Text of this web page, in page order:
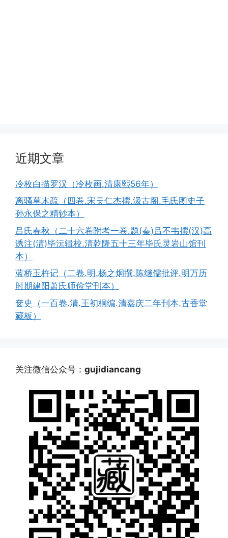
近期文章
冷枚白描罗汉（冷枚画.清康熙56年）
离骚草木疏（四卷.宋吴仁杰撰.汲古阁.毛氏图史子
孙永保之精钞本）
吕氏春秋（二十六卷附考一卷.题(秦)吕不韦撰(汉)高
诱注(清)毕沅辑校.清乾隆五十三年毕氏灵岩山馆刊
本）
蓝桥玉杵记（二卷.明.杨之炯撰.陈继儒批评.明万历
时期建阳萧氏师俭堂刊本）
奁史（一百卷.清.王初桐编.清嘉庆二年刊本.古香堂
藏板）
关注微信公众号： gujidiancang